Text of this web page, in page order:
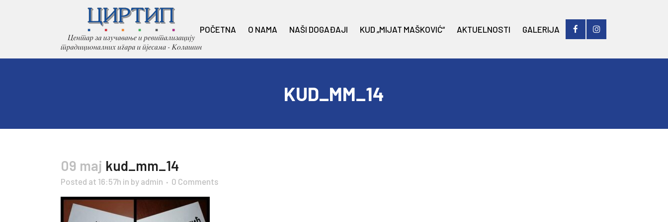
POČETNA O NAMA NAŠI DOGAĐAJI KUD „MIJAT MAŠKOVIĆ“ AKTUELNOSTI GALERIJA
KUD_MM_14
09 maj kud_mm_14
Posted at 16:57h in by admin 0 Comments